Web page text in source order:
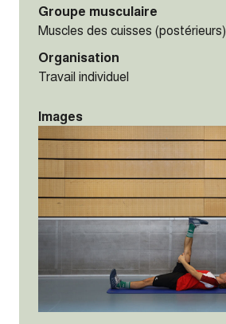
Groupe musculaire
Muscles des cuisses (postérieurs)
Organisation
Travail individuel
Images